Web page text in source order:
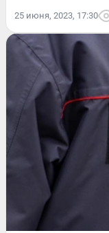
25 июня, 2023, 17:30